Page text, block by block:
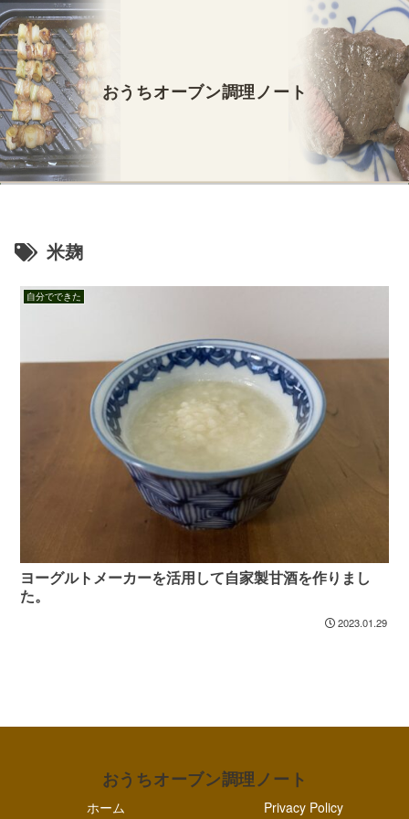
おうちオーブン調理ノート
米麹
自分でできた
ヨーグルトメーカーを活用して自家製甘酒を作りまし
た。
2023.01.29
おうちオーブン調理ノート
ホーム Privacy Policy